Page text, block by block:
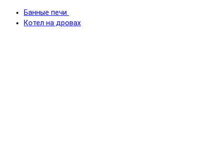
Банные печи
Котел на дровах